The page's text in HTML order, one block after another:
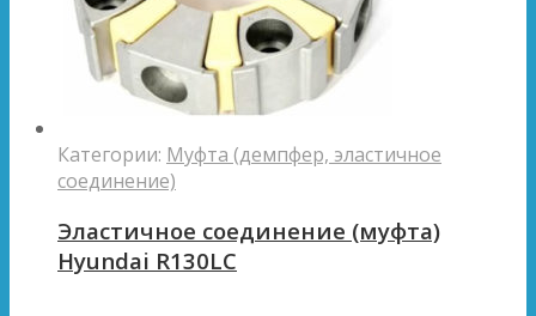
Категории: Муфта (демпфер, эластичное
соединение)
Эластичное соединение (муфта)
Hyundai R130LC